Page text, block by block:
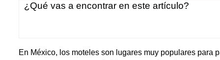
¿Qué vas a encontrar en este artículo?
En México, los moteles son lugares muy populares para